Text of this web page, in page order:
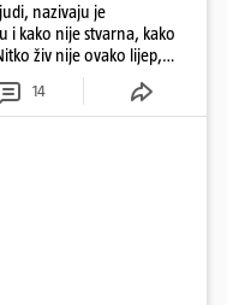
nazivaju je
i kako nije stvarna, kako
živ nije ovako lijep,
pod njezinim
14